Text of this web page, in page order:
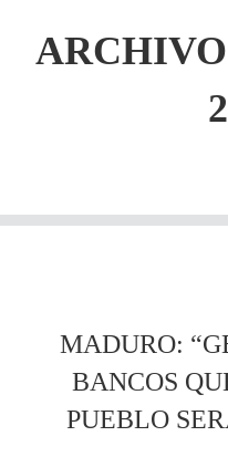
MADURO:
BANCOS
PUEBLO